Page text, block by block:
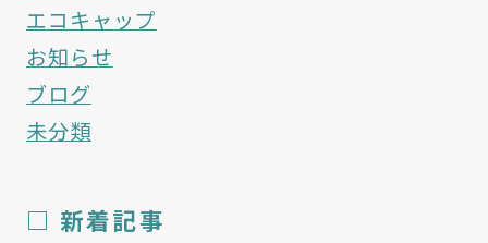
エコキャップ
お知らせ
ブログ
未分類
□ 新着記事